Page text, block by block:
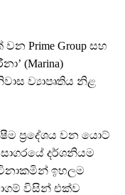
Prime Group සහ
(Marina)
ව්‍යාපෘතිය නිළ
ප්‍රදේශය වන යොට්
දර්ශනියම
ඉහලම
විසින් එක්ව